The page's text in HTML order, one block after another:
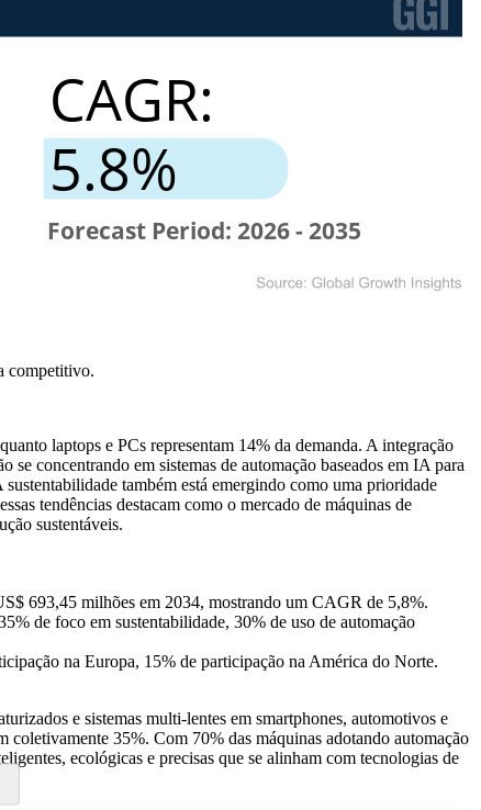
competitivo.
laptops e PCs representam 14% da demanda. A integração
concentrando em sistemas de automação baseados em IA para
também está emergindo como uma prioridade
tendências destacam como o mercado de máquinas de
sustentáveis.
693,45 milhões em 2034, mostrando um CAGR de 5,8%.
de foco em sustentabilidade, 30% de uso de automação
na Europa, 15% de participação na América do Norte.
e sistemas multi-lentes em smartphones, automotivos e
35%. Com 70% das máquinas adotando automação
ecológicas e precisas que se alinham com tecnologias de